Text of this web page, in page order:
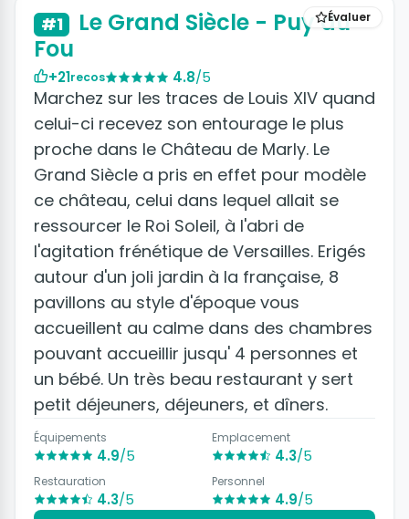
Évaluer
#1
Le Grand Siècle - Puy du
Fou
+21recos 4.8/5
Marchez sur les traces de Louis XIV quand
celui-ci recevez son entourage le plus
proche dans le Château de Marly. Le
Grand Siècle a pris en effet pour modèle
ce château, celui dans lequel allait se
ressourcer le Roi Soleil, à l'abri de
l'agitation frénétique de Versailles. Erigés
autour d'un joli jardin à la française, 8
pavillons au style d'époque vous
accueillent au calme dans des chambres
pouvant accueillir jusqu' 4 personnes et
un bébé. Un très beau restaurant y sert
petit déjeuners, déjeuners, et dîners.
Équipements
4.9/5
Emplacement
4.3/5
Restauration
4.3/5
Personnel
4.9/5